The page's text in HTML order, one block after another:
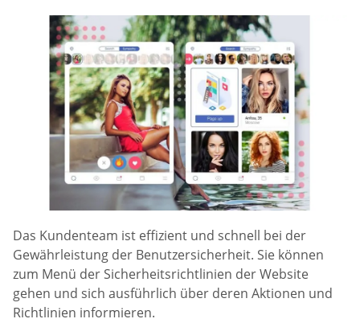
Das Kundenteam ist effizient und schnell bei der
Gewährleistung der Benutzersicherheit. Sie können
zum Menü der Sicherheitsrichtlinien der Website
gehen und sich ausführlich über deren Aktionen und
Richtlinien informieren.